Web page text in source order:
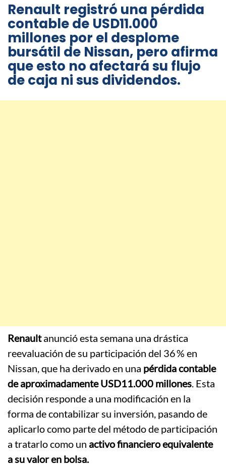
Renault registró una pérdida
contable de USD11.000
millones por el desplome
bursátil de Nissan, pero afirma
que esto no afectará su flujo
de caja ni sus dividendos.
Renaultanunció esta semana una drástica
reevaluación de su participación del 36 % en
Nissan, que ha derivado en una pérdida contable
de aproximadamente USD11.000 millones. Esta
decisión responde a una modificación en la
forma de contabilizar su inversión, pasando de
aplicarlo como parte del método de participación
a tratarlo como un activo financiero equivalente
a su valor en bolsa.